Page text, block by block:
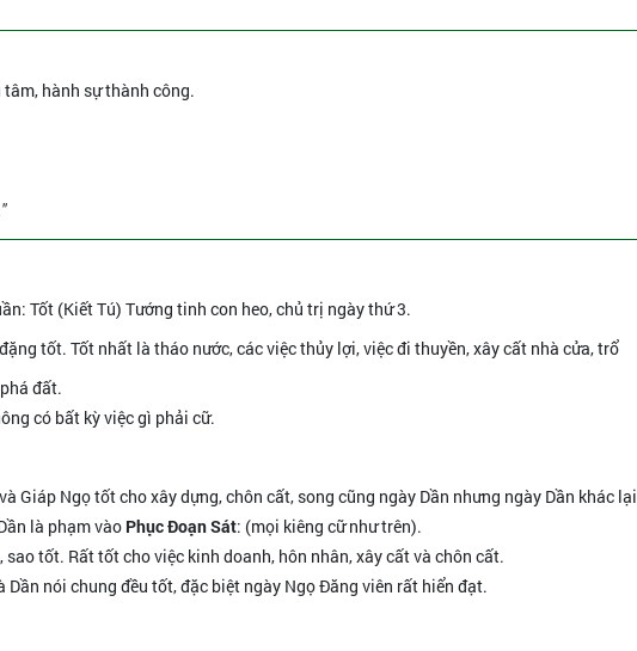
hành sự thành công.
Tốt (Kiết Tú) Tướng tinh con heo, chủ trị ngày thứ 3.
tốt. Tốt nhất là tháo nước, các việc thủy lợi, việc đi thuyền, xây cất nhà cửa, trổ
đất.
có bất kỳ việc gì phải cữ.
Giáp Ngọ tốt cho xây dựng, chôn cất, song cũng ngày Dần nhưng ngày Dần khác lại
là phạm vào Phục Đoạn Sát: (mọi kiêng cữ như trên).
tốt. Rất tốt cho việc kinh doanh, hôn nhân, xây cất và chôn cất.
Dần nói chung đều tốt, đặc biệt ngày Ngọ Đăng viên rất hiển đạt.